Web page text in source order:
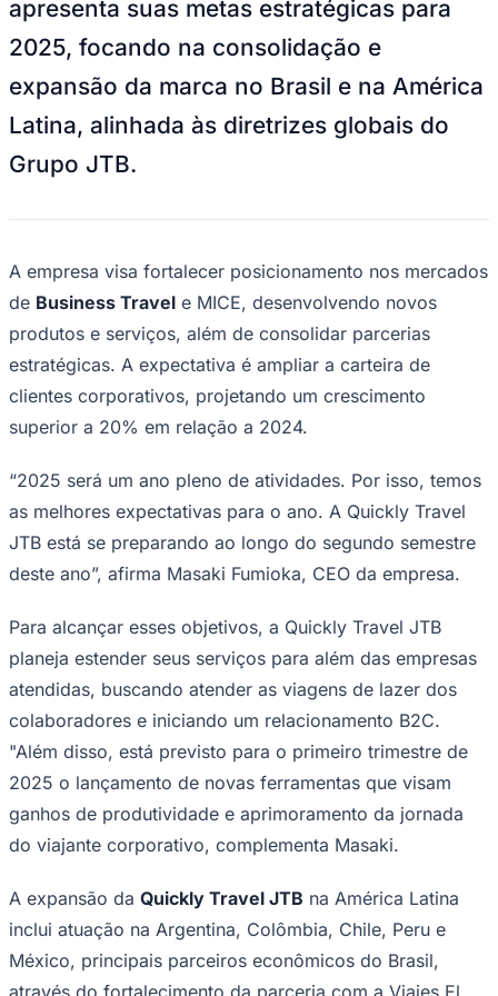
NBA
Fórmula 1
Tênis (ATP)
NHL
Vôlei
Competições de Futebol
Brasileirão Série A
Brasileirão Série B
Paulistão
Copa do Brasil
Libertadores
Sul-Americana
Champions League
Premier League
Mundial 2026
Times - Ir direto
apresenta suas metas estratégicas para
2025, focando na consolidação e
expansão da marca no Brasil e na América
Latina, alinhada às diretrizes globais do
Grupo JTB.
A empresa visa fortalecer posicionamento nos mercados
de Business Travel e MICE, desenvolvendo novos
produtos e serviços, além de consolidar parcerias
estratégicas. A expectativa é ampliar a carteira de
clientes corporativos, projetando um crescimento
superior a 20% em relação a 2024.
“2025 será um ano pleno de atividades. Por isso, temos
as melhores expectativas para o ano. A Quickly Travel
JTB está se preparando ao longo do segundo semestre
deste ano”, afirma Masaki Fumioka, CEO da empresa.
Para alcançar esses objetivos, a Quickly Travel JTB
planeja estender seus serviços para além das empresas
atendidas, buscando atender as viagens de lazer dos
colaboradores e iniciando um relacionamento B2C.
"Além disso, está previsto para o primeiro trimestre de
2025 o lançamento de novas ferramentas que visam
ganhos de produtividade e aprimoramento da jornada
do viajante corporativo, complementa Masaki.
A expansão da Quickly Travel JTB na América Latina
inclui atuação na Argentina, Colômbia, Chile, Peru e
México, principais parceiros econômicos do Brasil,
através do fortalecimento da parceria com a Viajes El